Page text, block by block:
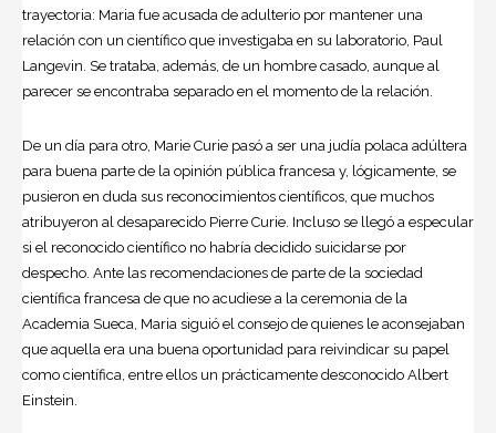
trayectoria: Maria fue acusada de adulterio por mantener una
relación con un científico que investigaba en su laboratorio, Paul
Langevin. Se trataba, además, de un hombre casado, aunque al
parecer se encontraba separado en el momento de la relación.
De un día para otro, Marie Curie pasó a ser una judía polaca adúltera
para buena parte de la opinión pública francesa y, lógicamente, se
pusieron en duda sus reconocimientos científicos, que muchos
atribuyeron al desaparecido Pierre Curie. Incluso se llegó a especular
si el reconocido científico no habría decidido suicidarse por
despecho. Ante las recomendaciones de parte de la sociedad
científica francesa de que no acudiese a la ceremonia de la
Academia Sueca, Maria siguió el consejo de quienes le aconsejaban
que aquella era una buena oportunidad para reivindicar su papel
como científica, entre ellos un prácticamente desconocido Albert
Einstein.